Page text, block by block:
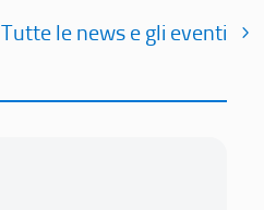
Tutte le news e gli eventi